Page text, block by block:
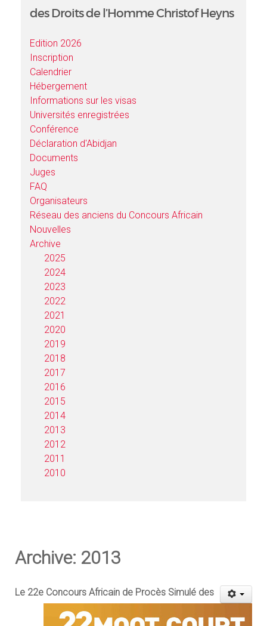
des Droits de l’Homme Christof Heyns
Edition 2026
Inscription
Calendrier
Hébergement
Informations sur les visas
Universités enregistrées
Conférence
Déclaration d'Abidjan
Documents
Juges
FAQ
Organisateurs
Réseau des anciens du Concours Africain
Nouvelles
Archive
2025
2024
2023
2022
2021
2020
2019
2018
2017
2016
2015
2014
2013
2012
2011
2010
Archive: 2013
Le 22e Concours Africain de Procès Simulé des